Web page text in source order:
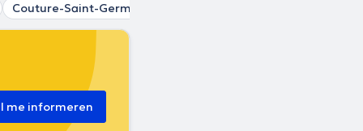
Couture-Saint-Germain
me informeren